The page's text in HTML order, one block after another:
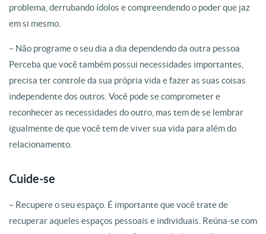
problema, derrubando ídolos e compreendendo o poder que jaz
em si mesmo.
– Não programe o seu dia a dia dependendo da outra pessoa
Perceba que você também possui necessidades importantes,
precisa ter controle da sua própria vida e fazer as suas coisas
independente dos outros. Você pode se comprometer e
reconhecer as necessidades do outro, mas tem de se lembrar
igualmente de que você tem de viver sua vida para além do
relacionamento.
Cuide-se
– Recupere o seu espaço. É importante que você trate de
recuperar aqueles espaços pessoais e individuais. Reúna-se com